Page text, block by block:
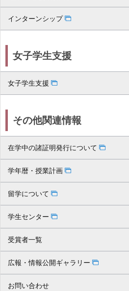
インターンシップ
女子学生支援
女子学生支援
その他関連情報
在学中の諸証明発行について
学年暦・授業計画
留学について
学生センター
受賞者一覧
広報・情報公開ギャラリー
お問い合わせ